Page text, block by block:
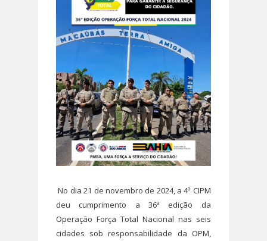
No dia 21 de novembro de 2024, a 4ª CIPM
deu cumprimento a 36ª edição da
Operação Força Total Nacional nas seis
cidades sob responsabilidade da OPM,